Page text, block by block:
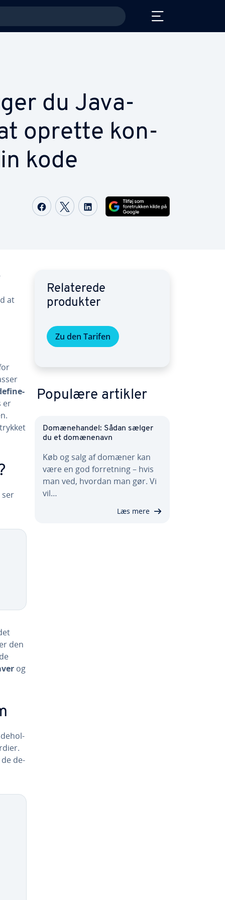
du Java-
oprette kon­
kode
Del på Facebook
Del på Twitter
Del på LinkedIn
at
er
ser
den
og
de de­
Re­la­te­re­de
produkter
Zu den Tarifen
Populære artikler
Do­mæ­ne­han­del: Sådan sælger
du et do­mæ­ne­navn
Køb og salg af domæner kan
være en god for­ret­ning – hvis
man ved, hvordan man gør. Vi
vil…
Læs mere